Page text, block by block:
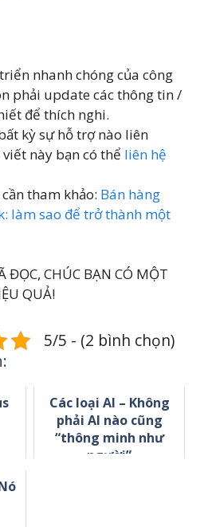
nhanh chóng của công
phải update các thông tin /
để thích nghi.
kỳ sự hỗ trợ nào liên
này bạn có thể liên hệ
tham khảo: Bán hàng
làm sao để trở thành một
ĐỌC, CHÚC BẠN CÓ MỘT
QUẢ!
5/5 - (2 bình chọn)
Các loại AI – Không
phải AI nào cũng
“thông minh như
người”